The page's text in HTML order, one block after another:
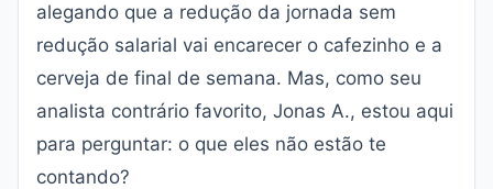
alegando que a redução da jornada sem
redução salarial vai encarecer o cafezinho e a
cerveja de final de semana. Mas, como seu
analista contrário favorito, Jonas A., estou aqui
para perguntar: o que eles não estão te
contando?